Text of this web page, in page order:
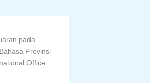
pada
Provinsi
Office